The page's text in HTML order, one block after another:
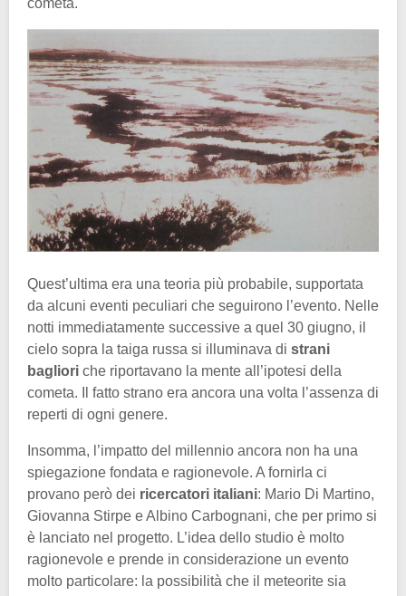
cometa.
Quest’ultima era una teoria più probabile, supportata
da alcuni eventi peculiari che seguirono l’evento. Nelle
notti immediatamente successive a quel 30 giugno, il
cielo sopra la taiga russa si illuminava di strani
bagliori che riportavano la mente all’ipotesi della
cometa. Il fatto strano era ancora una volta l’assenza di
reperti di ogni genere.
Insomma, l’impatto del millennio ancora non ha una
spiegazione fondata e ragionevole. A fornirla ci
provano però dei ricercatori italiani: Mario Di Martino,
Giovanna Stirpe e Albino Carbognani, che per primo si
è lanciato nel progetto. L’idea dello studio è molto
ragionevole e prende in considerazione un evento
molto particolare: la possibilità che il meteorite sia